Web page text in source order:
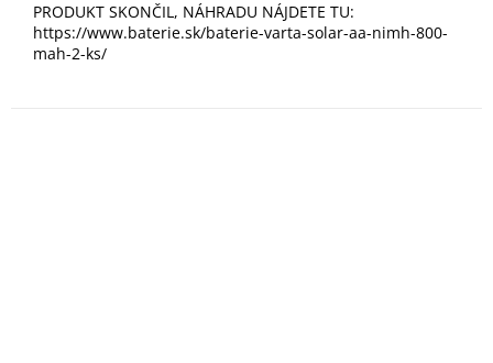
PRODUKT SKONČIL, NÁHRADU NÁJDETE TU:
https://www.baterie.sk/baterie-varta-solar-aa-nimh-800-
mah-2-ks/